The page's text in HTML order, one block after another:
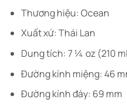
Thương hiệu: Ocean
Xuất xứ: Thái Lan
Dung tích: 7 ¼ oz (210
Đường kính miệng: 46
Đường kính đáy: 69 mm